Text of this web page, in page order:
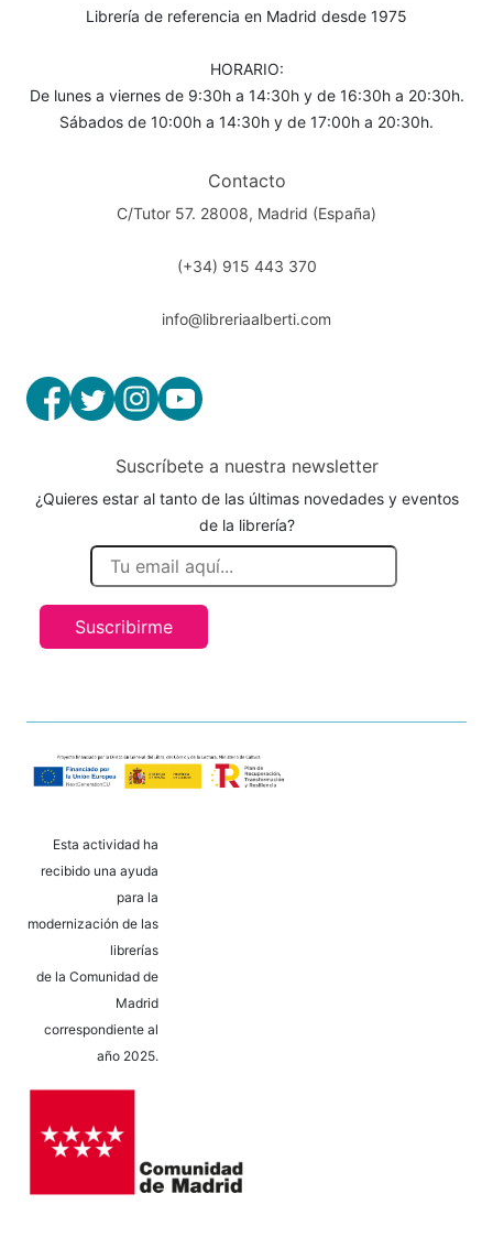
Librería de referencia en Madrid desde 1975
HORARIO:
De lunes a viernes de 9:30h a 14:30h y de 16:30h a 20:30h.
Sábados de 10:00h a 14:30h y de 17:00h a 20:30h.
Contacto
C/Tutor 57. 28008, Madrid (España)
(+34) 915 443 370
info@libreriaalberti.com
Suscríbete a nuestra newsletter
¿Quieres estar al tanto de las últimas novedades y eventos
de la librería?
Suscribirme
Esta actividad ha
recibido una ayuda
para la
modernización de las
librerías
de la Comunidad de
Madrid
correspondiente al
año 2025.